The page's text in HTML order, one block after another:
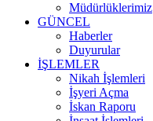
Müdürlüklerimiz
GÜNCEL
Haberler
Duyurular
İŞLEMLER
Nikah İşlemleri
İşyeri Açma
İskan Raporu